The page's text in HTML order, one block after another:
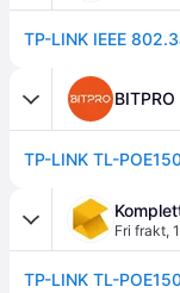
TP-LINK IEEE
BITPRO
TP-LINK TL-
Fri frakt,
TP-LINK TL-